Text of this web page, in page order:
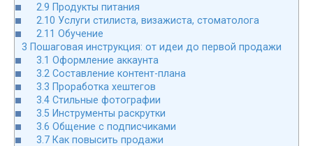
2.9 Продукты питания
2.10 Услуги стилиста, визажиста, стоматолога
2.11 Обучение
3 Пошаговая инструкция: от идеи до первой продажи
3.1 Оформление аккаунта
3.2 Составление контент-плана
3.3 Проработка хештегов
3.4 Стильные фотографии
3.5 Инструменты раскрутки
3.6 Общение с подписчиками
3.7 Как повысить продажи